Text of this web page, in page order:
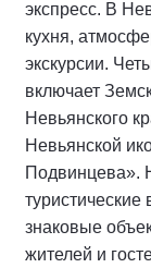
экспресс. В
кухня,
экскурсии.
включает
Невьянского
Невьянской
Подвинцева».
туристические
знаковые
жителей и